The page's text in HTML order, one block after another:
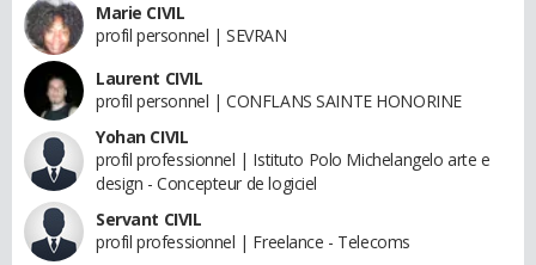
Marie CIVIL
profil personnel | SEVRAN
Laurent CIVIL
profil personnel | CONFLANS SAINTE HONORINE
Yohan CIVIL
profil professionnel | Istituto Polo Michelangelo arte e
design - Concepteur de logiciel
Servant CIVIL
profil professionnel | Freelance - Telecoms